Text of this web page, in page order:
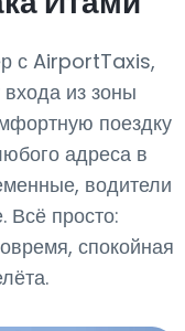
с AirportTaxis,
из зоны
поездку
адреса в
водители
Всё просто:
спокойная